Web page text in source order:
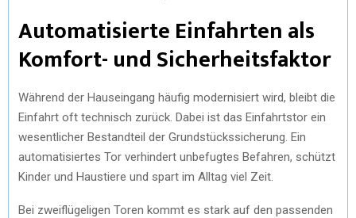
Automatisierte Einfahrten als
Komfort- und Sicherheitsfaktor
Während der Hauseingang häufig modernisiert wird, bleibt die
Einfahrt oft technisch zurück. Dabei ist das Einfahrtstor ein
wesentlicher Bestandteil der Grundstückssicherung. Ein
automatisiertes Tor verhindert unbefugtes Befahren, schützt
Kinder und Haustiere und spart im Alltag viel Zeit.
Bei zweiflügeligen Toren kommt es stark auf den passenden